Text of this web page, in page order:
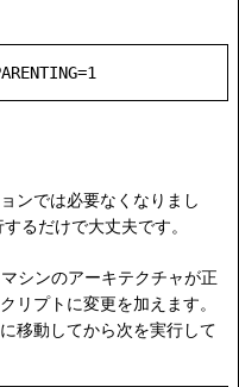
ンでは必要なくなりまし
るだけで大丈夫です。
シンのアーキテクチャが正
リプトに変更を加えます。
移動してから次を実行して